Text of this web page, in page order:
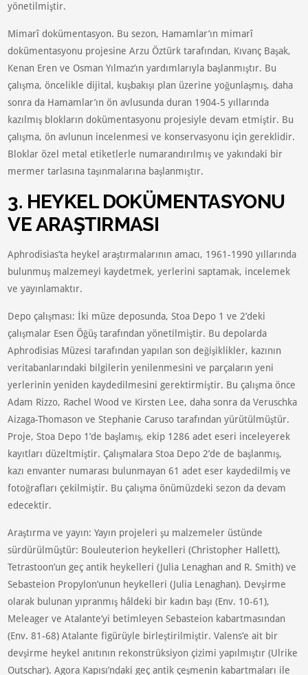
yönetilmiştir.
Mimarî dokümentasyon. Bu sezon, Hamamlar’ın mimarî
dokümentasyonu projesine Arzu Öztürk tarafından, Kıvanç Başak,
Kenan Eren ve Osman Yılmaz’ın yardımlarıyla başlanmıştır. Bu
çalışma, öncelikle dijital, kuşbakışı plan üzerine yoğunlaşmış, daha
sonra da Hamamlar’ın ön avlusunda duran 1904-5 yıllarında
kazılmış blokların dokümentasyonu projesiyle devam etmiştir. Bu
çalışma, ön avlunun incelenmesi ve konservasyonu için gereklidir.
Bloklar özel metal etiketlerle numarandırılmış ve yakındaki bir
mermer tarlasına taşınmalarına başlanmıştır.
3. HEYKEL DOKÜMENTASYONU
VE ARAŞTIRMASI
Aphrodisias’ta heykel araştırmalarının amacı, 1961-1990 yıllarında
bulunmuş malzemeyi kaydetmek, yerlerini saptamak, incelemek
ve yayınlamaktır.
Depo çalışması: İki müze deposunda, Stoa Depo 1 ve 2’deki
çalışmalar Esen Öğüş tarafından yönetilmiştir. Bu depolarda
Aphrodisias Müzesi tarafından yapılan son değişiklikler, kazının
veritabanlarındaki bilgilerin yenilenmesini ve parçaların yeni
yerlerinin yeniden kaydedilmesini gerektirmiştir. Bu çalışma önce
Adam Rizzo, Rachel Wood ve Kirsten Lee, daha sonra da Veruschka
Aizaga-Thomason ve Stephanie Caruso tarafından yürütülmüştür.
Proje, Stoa Depo 1’de başlamış, ekip 1286 adet eseri inceleyerek
kayıtları düzeltmiştir. Çalışmalara Stoa Depo 2’de de başlanmış,
kazı envanter numarası bulunmayan 61 adet eser kaydedilmiş ve
fotoğrafları çekilmiştir. Bu çalışma önümüzdeki sezon da devam
edecektir.
Araştırma ve yayın: Yayın projeleri şu malzemeler üstünde
sürdürülmüştür: Bouleuterion heykelleri (Christopher Hallett),
Tetrastoon’un geç antik heykelleri (Julia Lenaghan and R. Smith) ve
Sebasteion Propylon’unun heykelleri (Julia Lenaghan). Devşirme
olarak bulunan yıpranmış hâldeki bir kadın başı (Env. 10-61),
Meleager ve Atalante’yi betimleyen Sebasteion kabartmasından
(Env. 81-68) Atalante figürüyle birleştirilmiştir. Valens’e ait bir
devşirme heykel anıtının rekonstrüksiyon çizimi yapılmıştır (Ulrike
Outschar). Agora Kapısı’ndaki geç antik çeşmenin kabartmaları ile